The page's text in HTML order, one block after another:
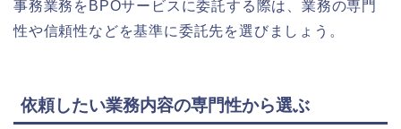
事務業務をBPOサービスに委託する際は、業務の専門
性や信頼性などを基準に委託先を選びましょう。
依頼したい業務内容の専門性から選ぶ